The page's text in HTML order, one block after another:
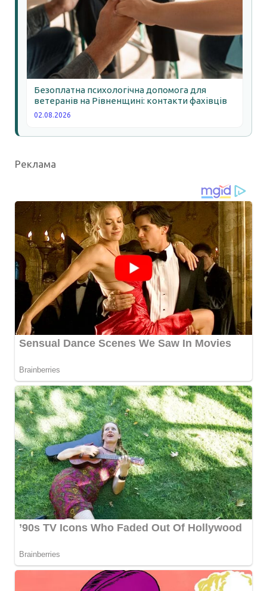
Безоплатна психологічна допомога для
ветеранів на Рівненщині: контакти фахівців
02.08.2026
Реклама